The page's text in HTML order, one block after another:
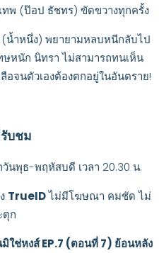
พ (ป๊อป ธัชทร) ขัดขวางทุกครั้ง
น้ำหนึ่ง) พยายามหลบหนีกลับไป
หนัก นิทรา ไม่สามารถทนเห็น
อจนตัวเองต้องตกอยู่ในอันตราย!
บชม
นพุธ-พฤหัสบดี เวลา 20.30 น.
TrueIDไม่มีโฆษณา คมชัด ไม่
ตุก
ใช่หงส์ EP.7 (ตอนที่ 7) ย้อนหลัง